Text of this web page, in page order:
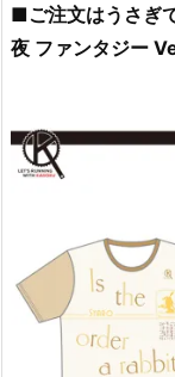
■ご注文はうさぎ
夜 ファンタジー